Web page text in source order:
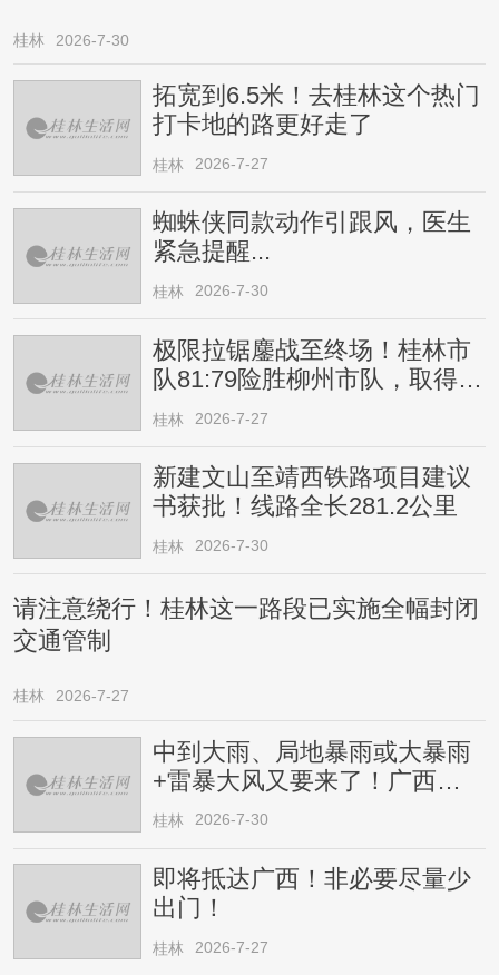
桂林 2026-7-30
拓宽到6.5米！去桂林这个热门
打卡地的路更好走了
桂林 2026-7-27
蜘蛛侠同款动作引跟风，医生
紧急提醒...
桂林 2026-7-30
极限拉锯鏖战至终场！桂林市
队81:79险胜柳州市队，取得四
连胜
桂林 2026-7-27
新建文山至靖西铁路项目建议
书获批！线路全长281.2公里
桂林 2026-7-30
请注意绕行！桂林这一路段已实施全幅封闭
交通管制
桂林 2026-7-27
中到大雨、局地暴雨或大暴雨
+雷暴大风又要来了！广西人
请注意
桂林 2026-7-30
即将抵达广西！非必要尽量少
出门！
桂林 2026-7-27